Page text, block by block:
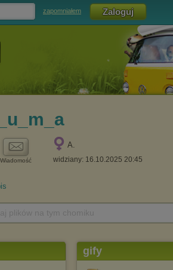
zapomniałem
Wiadomość
A.
widziany: 16.10.2025 20:45
gify